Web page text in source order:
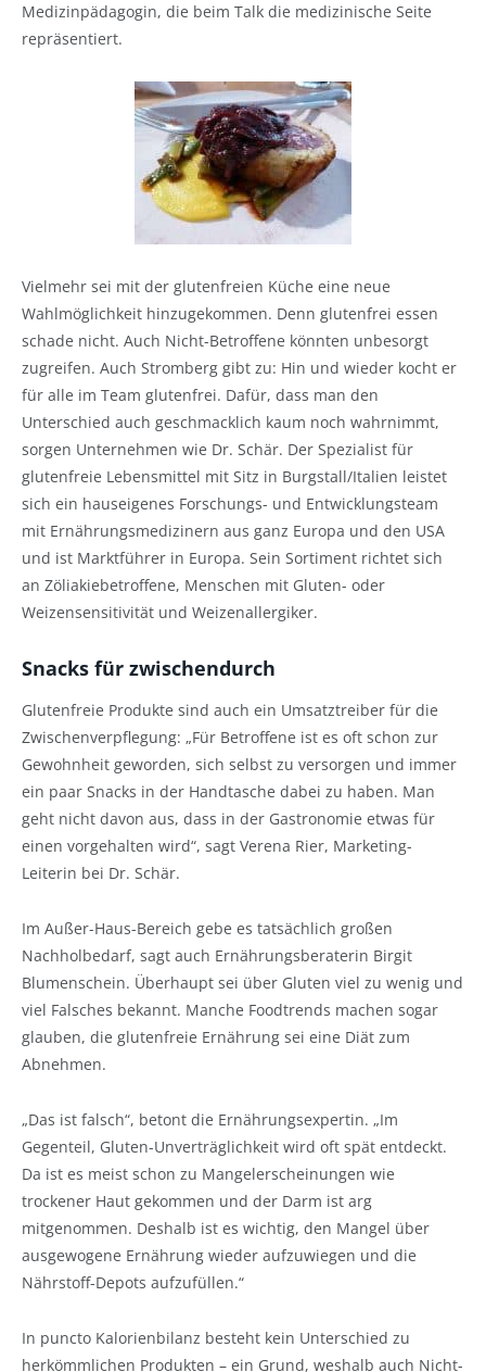
Medizinpädagogin, die beim Talk die medizinische Seite
repräsentiert.
Vielmehr sei mit der glutenfreien Küche eine neue
Wahlmöglichkeit hinzugekommen. Denn glutenfrei essen
schade nicht. Auch Nicht-Betroffene könnten unbesorgt
zugreifen. Auch Stromberg gibt zu: Hin und wieder kocht er
für alle im Team glutenfrei. Dafür, dass man den
Unterschied auch geschmacklich kaum noch wahrnimmt,
sorgen Unternehmen wie Dr. Schär. Der Spezialist für
glutenfreie Lebensmittel mit Sitz in Burgstall/Italien leistet
sich ein hauseigenes Forschungs- und Entwicklungsteam
mit Ernährungsmedizinern aus ganz Europa und den USA
und ist Marktführer in Europa. Sein Sortiment richtet sich
an Zöliakiebetroffene, Menschen mit Gluten- oder
Weizensensitivität und Weizenallergiker.
Snacks für zwischendurch
Glutenfreie Produkte sind auch ein Umsatztreiber für die
Zwischenverpflegung: „Für Betroffene ist es oft schon zur
Gewohnheit geworden, sich selbst zu versorgen und immer
ein paar Snacks in der Handtasche dabei zu haben. Man
geht nicht davon aus, dass in der Gastronomie etwas für
einen vorgehalten wird“, sagt Verena Rier, Marketing-
Leiterin bei Dr. Schär.
Im Außer-Haus-Bereich gebe es tatsächlich großen
Nachholbedarf, sagt auch Ernährungsberaterin Birgit
Blumenschein. Überhaupt sei über Gluten viel zu wenig und
viel Falsches bekannt. Manche Foodtrends machen sogar
glauben, die glutenfreie Ernährung sei eine Diät zum
Abnehmen.
„Das ist falsch“, betont die Ernährungsexpertin. „Im
Gegenteil, Gluten-Unverträglichkeit wird oft spät entdeckt.
Da ist es meist schon zu Mangelerscheinungen wie
trockener Haut gekommen und der Darm ist arg
mitgenommen. Deshalb ist es wichtig, den Mangel über
ausgewogene Ernährung wieder aufzuwiegen und die
Nährstoff-Depots aufzufüllen.“
In puncto Kalorienbilanz besteht kein Unterschied zu
herkömmlichen Produkten – ein Grund, weshalb auch Nicht-